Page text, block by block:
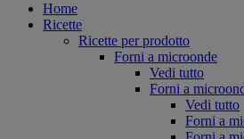
Home
Ricette
Ricette per prodotto
Forni a microonde
Vedi tutto
Forni a
Vedi tutto
Forni a